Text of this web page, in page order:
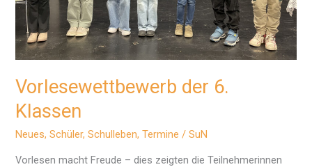
Vorlesewettbewerb der 6.
Klassen
Neues,Schüler,Schulleben,Termine /SuN
Vorlesen macht Freude – dies zeigten die Teilnehmerinnen